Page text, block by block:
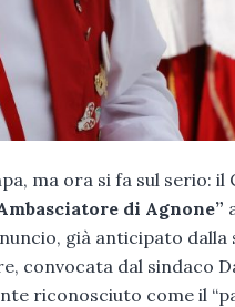
ma ora si fa sul serio: il
di Agnone”
già anticipato
convocata dal sindaco
riconosciuto come il